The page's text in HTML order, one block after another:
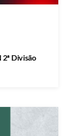
Divisão